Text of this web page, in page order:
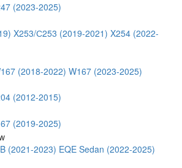
(2023-2025)
X253/С253 (2019-2021) X254 (2022-
(2018-2022) W167 (2023-2025)
(2012-2015)
(2019-2025)
(2021-2023) EQE Sedan (2022-2025)